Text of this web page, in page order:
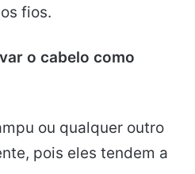
fios.
o cabelo como
ou qualquer outro
pois eles tendem a